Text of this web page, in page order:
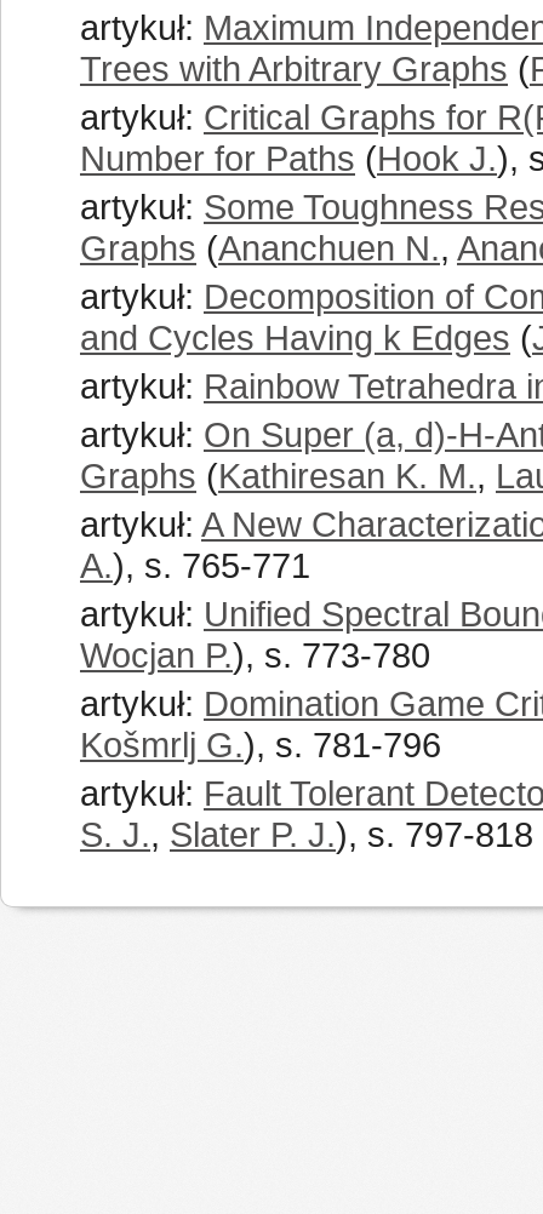
artykuł: Maximum
Trees with Arbitrary Graphs (
artykuł: Critical Graphs for
Number for Paths (Hook J.),
artykuł: Some Toughness
Graphs (Ananchuen N.,
artykuł: Decomposition of
and Cycles Having k Edges (
artykuł: Rainbow Tetrahedra
artykuł: On Super (a, d)-H-
Graphs (Kathiresan K. M.,
artykuł: A New
A.), s. 765-771
artykuł: Unified Spectral
Wocjan P.), s. 773-780
artykuł: Domination Game
Košmrlj G.), s. 781-796
artykuł: Fault Tolerant
S. J., Slater P. J.), s. 797-818